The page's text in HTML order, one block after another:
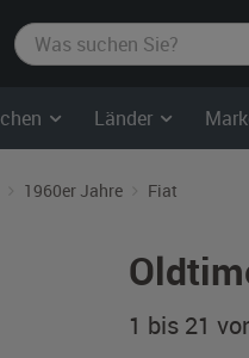
Länder
1960er Jahre Fiat
1 bis 21